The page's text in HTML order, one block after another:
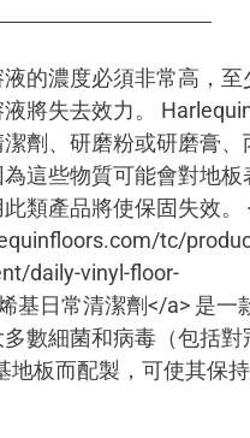
的濃度必須非常高，至
將失去效力。
劑、研磨粉或研磨膏、
這些物質可能會對地板
類產品將使保固失效。
tc/
daily-vinyl-floor-
基日常清潔劑</a> 是一
數細菌和病毒（包括對
地板而配製，可使其保